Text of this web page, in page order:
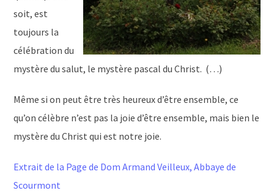
soit, est
toujours la
célébration du
mystère du salut, le mystère pascal du Christ. (…)
Même si on peut être très heureux d’être ensemble, ce
qu’on célèbre n’est pas la joie d’être ensemble, mais bien le
mystère du Christ qui est notre joie.
Extrait de la Page de Dom Armand Veilleux, Abbaye de
Scourmont